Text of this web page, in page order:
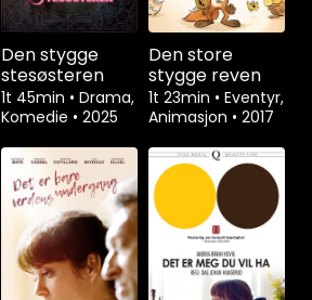
Den stygge
stesøsteren
1t 45min • Drama,
Komedie • 2025
Den store
stygge reven
1t 23min • Eventyr,
Animasjon • 2017